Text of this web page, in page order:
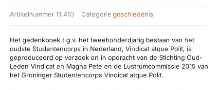
Artikelnummer 11.410 Categorie geschiedenis
Het gedenkboek t.g.v. het tweehonderdjarig bestaan van het
oudste Studentencorps in Nederland, Vindicat atque Polit, is
geproduceerd op verzoek en in opdracht van de Stichting Oud-
Leden Vindicat en Magna Pete en de Lustrumcommissie 2015 van
het Groninger Studentencorps Vindicat atque Polit.